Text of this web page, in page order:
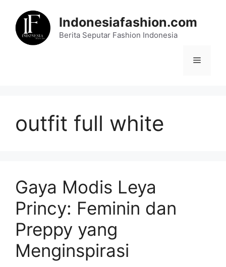
content
Indonesiafashion.com
Berita Seputar Fashion Indonesia
Menu
outfit full white
Gaya Modis Leya
Princy: Feminin dan
Preppy yang
Menginspirasi